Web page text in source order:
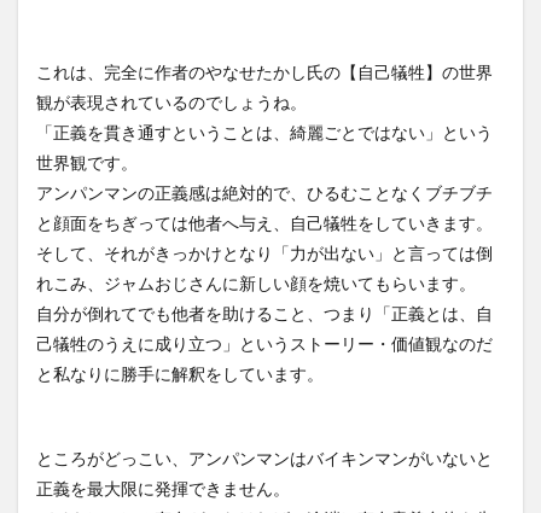
これは、完全に作者のやなせたかし氏の【自己犠牲】の世界
観が表現されているのでしょうね。
「正義を貫き通すということは、綺麗ごとではない」という
世界観です。
アンパンマンの正義感は絶対的で、ひるむことなくブチブチ
と顔面をちぎっては他者へ与え、自己犠牲をしていきます。
そして、それがきっかけとなり「力が出ない」と言っては倒
れこみ、ジャムおじさんに新しい顔を焼いてもらいます。
自分が倒れてでも他者を助けること、つまり「正義とは、自
己犠牲のうえに成り立つ」というストーリー・価値観なのだ
と私なりに勝手に解釈をしています。
ところがどっこい、アンパンマンはバイキンマンがいないと
正義を最大限に発揮できません。
キャリアパス
グッドデザイン賞
グランデージ和泉
クリスマス
グループウェア
ケアズ・コネクト
ケアデータコネクト
ケアデータコネクト ホーム
コーチング
オリブ園
コミュニケーション
コンピテンシー
サービス付き高齢者住宅
サービス責任者
サカナクション
サポート
サンクスカード
シーツ
シフト表 ジャイ子
ガレリア
オフェンス ズボン
Pepper
BPOサービス
CareTEX